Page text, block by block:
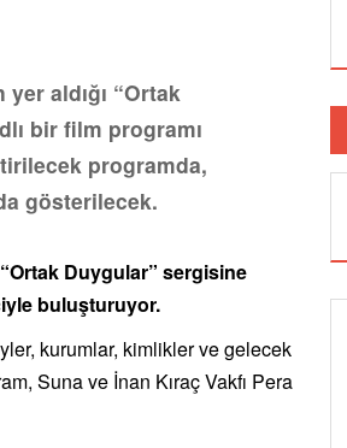
aldığı “Ortak
bir film programı
programda,
gösterilecek.
Duygular” sergisine
buluşturuyor.
kurumlar, kimlikler ve gelecek
Suna ve İnan Kıraç Vakfı Pera